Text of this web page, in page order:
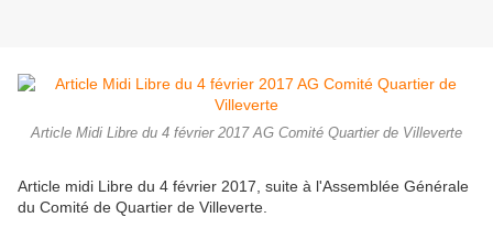
Article Midi Libre du 4 février 2017 AG Comité Quartier de Villeverte
Article midi Libre du 4 février 2017, suite à l'Assemblée Générale
du Comité de Quartier de Villeverte.